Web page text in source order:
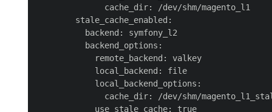
              cache_dir: /dev/shm/magento_l1
        stale_cache_enabled:
          backend: symfony_l2
          backend_options:
            remote_backend: valkey
            local_backend: file
            local_backend_options:
cache_dir: /dev/shm/